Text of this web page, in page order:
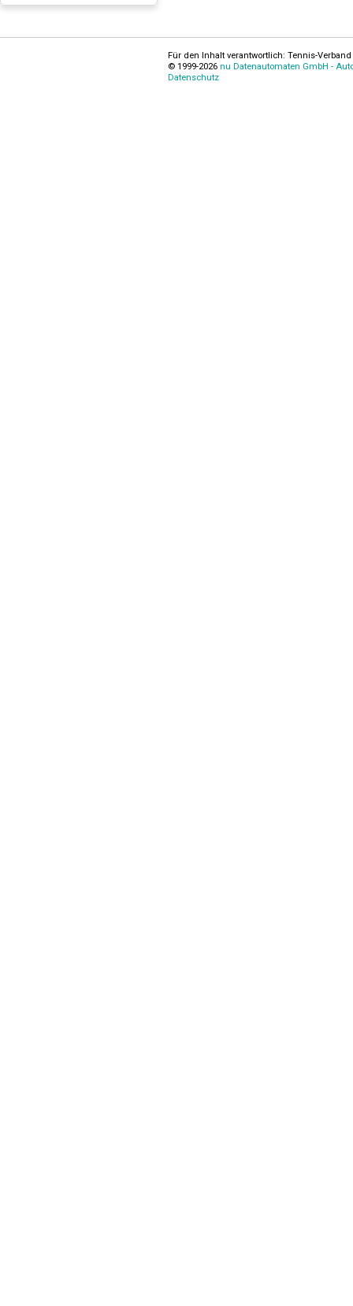
Für den Inhalt verantwortlich: Tennis-
© 1999-2026 nu Datenautomaten GmbH -
Datenschutz